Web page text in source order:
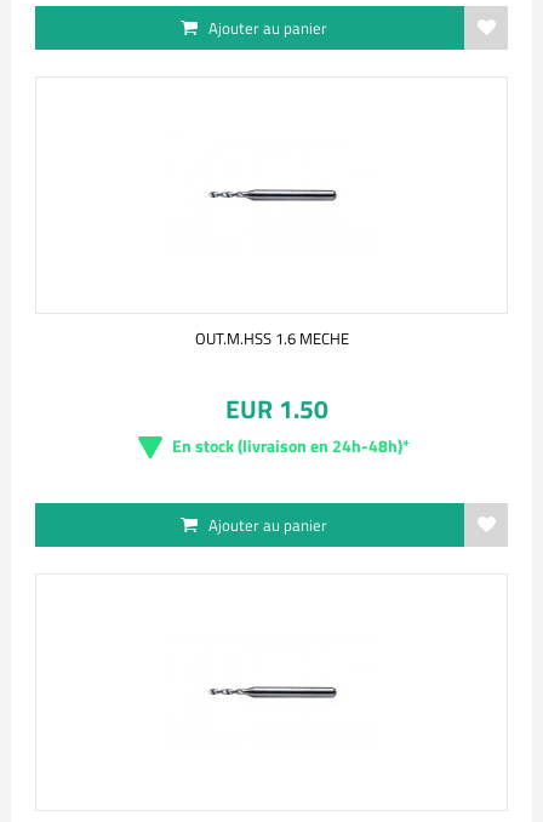
Ajouter au panier
OUT.M.HSS 1.6 MECHE
EUR 1.50
En stock (livraison en 24h-48h)*
Ajouter au panier